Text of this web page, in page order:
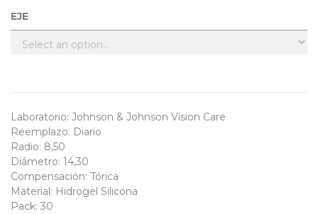
EJE
Laboratorio: Johnson & Johnson Vision Care
Reemplazo: Diario
Radio: 8,50
Diámetro: 14,30
Compensación: Tórica
Material : Hidrogel Silicona
Pack: 30